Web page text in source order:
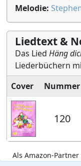
Melodie:
Liedtext &
Das Lied Häng
Liederbüchern
Cover
Nummer
120
Als Amazon-